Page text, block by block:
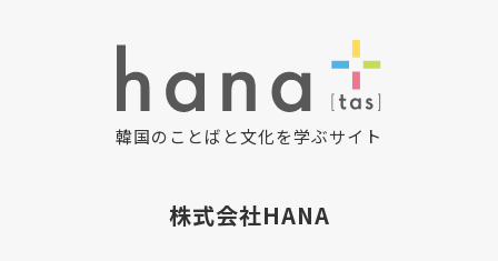
韓国のことばと文化を学ぶサイト
株式会社HANA